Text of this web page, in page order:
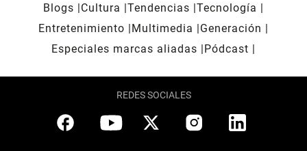
Blogs
Cultura Tendencias Tecnología
Entretenimiento
Multimedia
Generación
Especiales marcas aliadas
Pódcast
REDES SOCIALES